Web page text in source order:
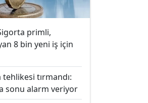
primli,
8 bin yeni iş için
tırmandı:
sonu alarm veriyor